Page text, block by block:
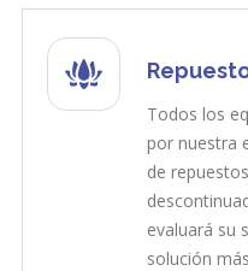
Todos los
por nuestra
de
evaluará su
solución